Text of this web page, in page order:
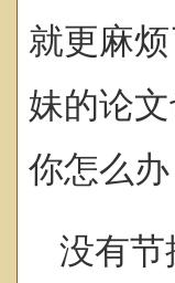
就更麻
妹的论
你怎么办
没有节